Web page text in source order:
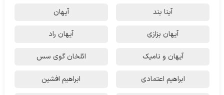
آینا بند آیهان
آیهان بزازی آیهان راد
آیهان و نامیک ائلخان گوی سس
ابراهیم اعتمادی ابراهیم افشین